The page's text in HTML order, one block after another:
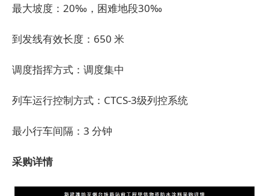
最大坡度：20‰，困难地段30‰
到发线有效长度：650 米
调度指挥方式：调度集中
列车运行控制方式：CTCS-3级列控系统
最小行车间隔：3 分钟
采购详情